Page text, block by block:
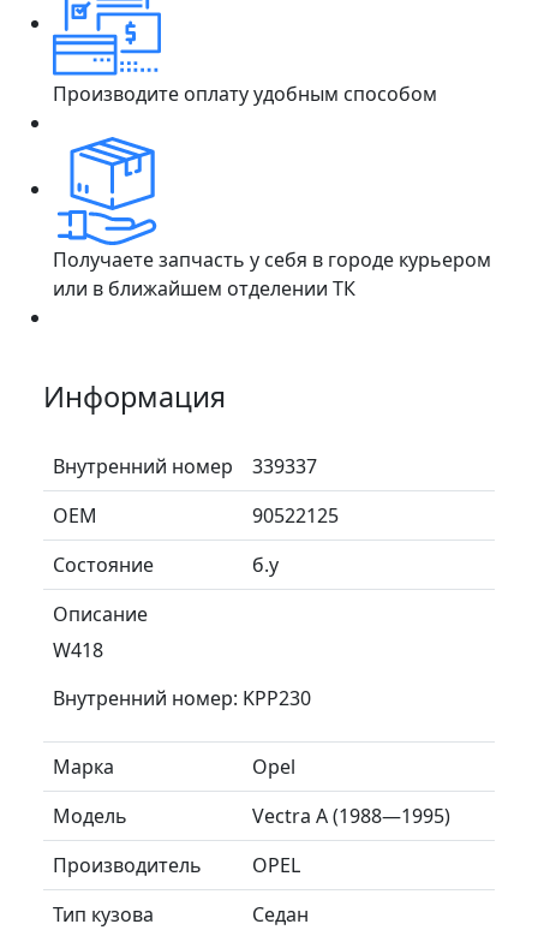
Производите оплату удобным способом
Получаете запчасть у себя в городе курьером
или в ближайшем отделении ТК
Информация
Внутренний номер
339337
ОЕМ
90522125
Состояние
б.у
Описание
W418
Внутренний номер: KPP230
Марка
Opel
Модель
Vectra A (1988—1995)
Производитель
OPEL
Тип кузова
Седан